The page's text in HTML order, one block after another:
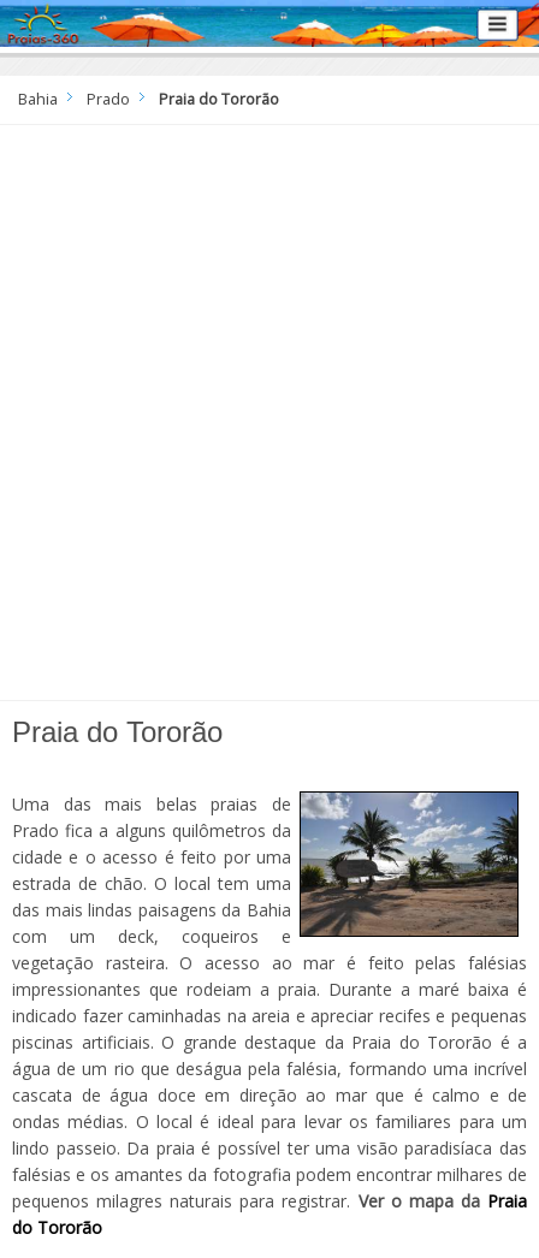
Bahia Prado Praia do Tororão
Praia do Tororão
Uma das mais belas praias de
Prado fica a alguns quilômetros da
cidade e o acesso é feito por uma
estrada de chão. O local tem uma
das mais lindas paisagens da Bahia
com um deck, coqueiros e
vegetação rasteira. O acesso ao mar é feito pelas falésias
impressionantes que rodeiam a praia. Durante a maré baixa é
indicado fazer caminhadas na areia e apreciar recifes e pequenas
piscinas artificiais. O grande destaque da Praia do Tororão é a
água de um rio que deságua pela falésia, formando uma incrível
cascata de água doce em direção ao mar que é calmo e de
ondas médias. O local é ideal para levar os familiares para um
lindo passeio. Da praia é possível ter uma visão paradisíaca das
falésias e os amantes da fotografia podem encontrar milhares de
pequenos milagres naturais para registrar. Ver o mapa da Praia
do Tororão